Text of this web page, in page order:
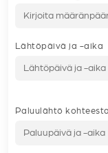
Lähtöpäivä ja -aika
Paluulähtö kohteesta